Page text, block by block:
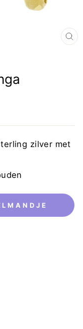
zilver met